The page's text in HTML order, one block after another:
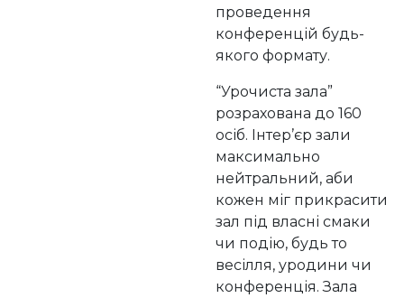
проведення
конференцій будь-
якого формату.
“Урочиста зала”
розрахована до 160
осіб. Інтер’єр зали
максимально
нейтральний, аби
кожен міг прикрасити
зал під власні смаки
чи подію, будь то
весілля, уродини чи
конференція. Зала